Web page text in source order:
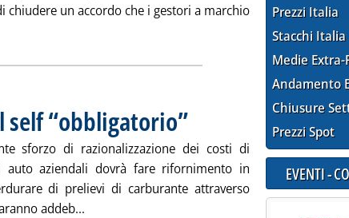
chiudere un accordo che i gestori a marchio
tutta la notizia: 'Api, gestori: definire nuovo accordo'
self “obbligatorio”. Pubblicata martedì 17 maggio 2016 alle
sforzo di razionalizzazione dei costi di
aziendali dovrà fare rifornimento in
di prelievi di carburante attraverso
addeb...
Prezzi Italia
Stacchi Italia
Medie Extra-
Andamento
Chiusure
Prezzi Spot
EVENTI -